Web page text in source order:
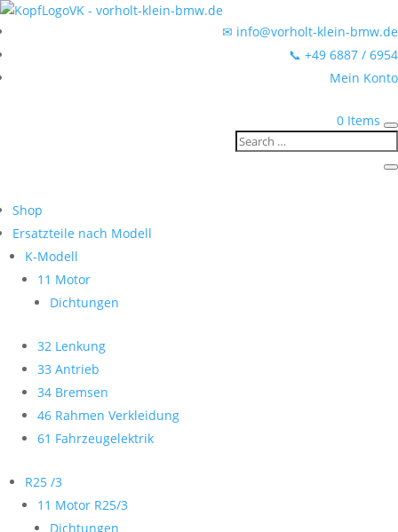
✉ info@vorholt-klein-bmw.de
📞 +49 6887 / 6954
Mein Konto
0 Items
Shop
Ersatzteile nach Modell
K-Modell
11 Motor
Dichtungen
32 Lenkung
33 Antrieb
34 Bremsen
46 Rahmen Verkleidung
61 Fahrzeugelektrik
R25 /3
11 Motor R25/3
Dichtungen